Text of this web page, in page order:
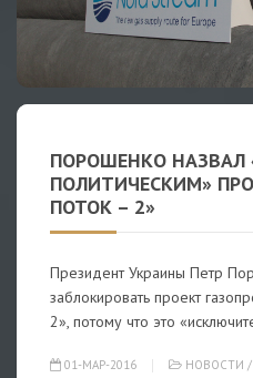
ПОРОШЕНКО
ПОЛИТИЧЕСКИМ»
ПОТОК – 2»
Президент Украины Петр
заблокировать проект
2», потому что это
01-МАР-2016 НОВОСТИ /